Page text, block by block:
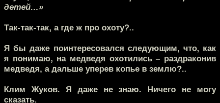
детей…»
Так-так-так, а где ж про охоту?..
Я бы даже поинтересовался следующим, что, как
я понимаю, на медведя охотились – раздраконив
медведя, а дальше уперев копье в землю?..
Клим Жуков. Я даже не знаю. Ничего не могу
сказать.